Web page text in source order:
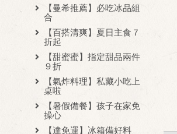
【曼希推薦】必吃冰品組
合
【百搭清爽】夏日主食７
折起
【甜蜜蜜】指定甜品兩件
９折
【氣炸料理】私藏小吃上
桌啦
【暑假備餐】孩子在家免
操心
【達免運】冰箱備好料